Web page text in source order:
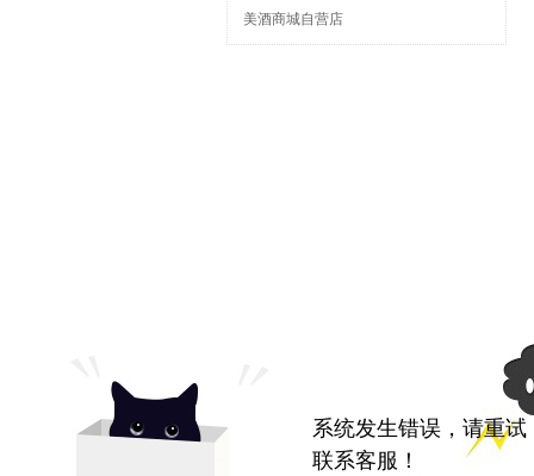
美酒商城自营店
系统发生错误，请重
联系客服！